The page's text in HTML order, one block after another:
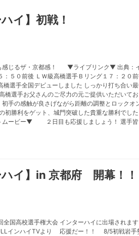
イ】初戦！
感じるザ・京都感！ ▼ライブリンク▼ 出典
５０前後 ＬＷ級高橋選手Ｂリング１７：２
選手全国デビューしました しっかり打ち合い
選手お父さんのご尽力の元ご提供いただいて
感触が良さげながら距離の調整とロックオ
初勝利をゲット、城門突破した貴重な勝利で
ービー▼ ２日目も応援しましょう！ 選手皆
ハイ】in 京都府 開幕！！
国高校選手権大会 インターハイに出場され
インハイTVより 応援だー！！ 8/5初戦岩手